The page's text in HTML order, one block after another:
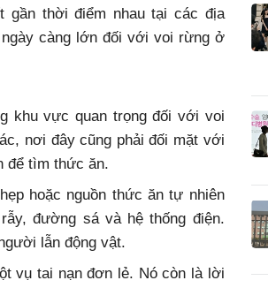
gần thời điểm nhau tại các địa
càng lớn đối với voi rừng ở
khu vực quan trọng đối với voi
nơi đây cũng phải đối mặt với
để tìm thức ăn.
hoặc nguồn thức ăn tự nhiên
đường sá và hệ thống điện.
lẫn động vật.
vụ tai nạn đơn lẻ. Nó còn là lời